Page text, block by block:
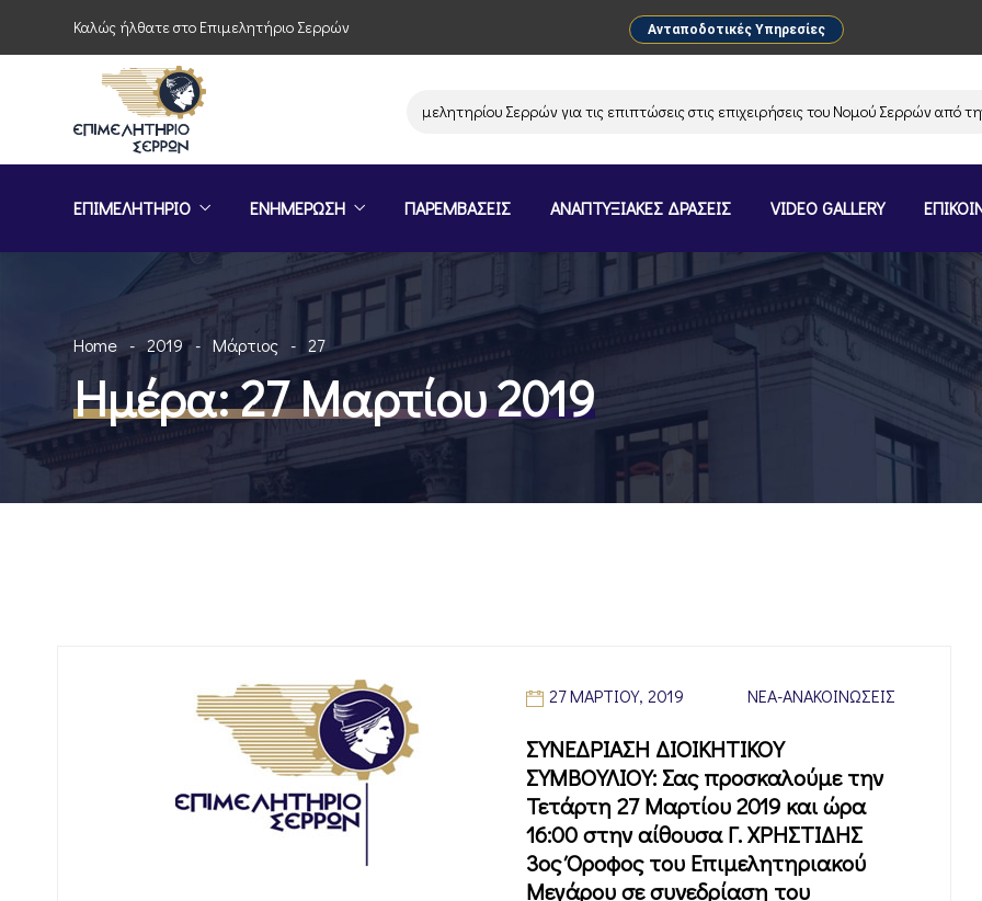
Καλώς ήλθατε στο Επιμελητήριο Σερρών Ανταποδοτικές Υπηρεσίες
Παρέμβαση του Επιμελητηρίου Σερρών για τις επιπτώσεις στις επιχειρήσεις του Νομού Σερρών από την
ΕΠΙΜΕΛΗΤΗΡΙΟ ΕΝΗΜΕΡΩΣΗ ΠΑΡΕΜΒΑΣΕΙΣ ΑΝΑΠΤΥΞΙΑΚΕΣ ΔΡΑΣΕΙΣ VIDEO GALLERY
Home 2019 Μάρτιος 27
Ημέρα:27 Μαρτίου 2019
27 ΜΑΡΤΊΟΥ, 2019 ΝΈΑ-ΑΝΑΚΟΙΝΏΣΕΙΣ
ΣΥΝΕΔΡΙΑΣΗ ΔΙΟΙΚΗΤΙΚΟΥ
ΣΥΜΒΟΥΛΙΟΥ: Σας προσκαλούμε την
Τετάρτη 27 Μαρτίου 2019 και ώρα
16:00 στην αίθουσα Γ. ΧΡΗΣΤΙΔΗΣ
3ος Όροφος του Επιμελητηριακού
Μεγάρου σε συνεδρίαση του